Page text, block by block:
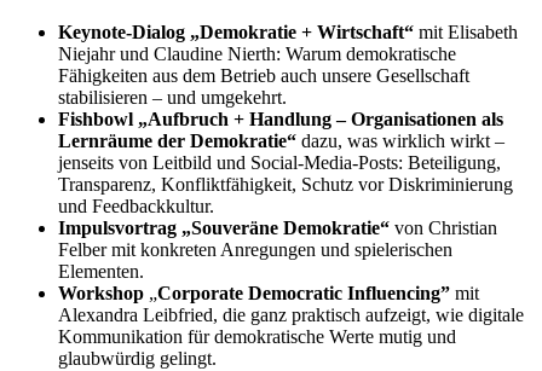
Keynote-Dialog „Demokratie + Wirtschaft“ mit Elisabeth
Niejahr und Claudine Nierth: Warum demokratische
Fähigkeiten aus dem Betrieb auch unsere Gesellschaft
stabilisieren – und umgekehrt.
Fishbowl „Aufbruch + Handlung – Organisationen als
Lernräume der Demokratie“ dazu, was wirklich wirkt –
jenseits von Leitbild und Social-Media-Posts: Beteiligung,
Transparenz, Konfliktfähigkeit, Schutz vor Diskriminierung
und Feedbackkultur.
Impulsvortrag „Souveräne Demokratie“ von Christian
Felber mit konkreten Anregungen und spielerischen
Elementen.
Workshop „Corporate Democratic Influencing” mit
Alexandra Leibfried, die ganz praktisch aufzeigt, wie digitale
Kommunikation für demokratische Werte mutig und
glaubwürdig gelingt.